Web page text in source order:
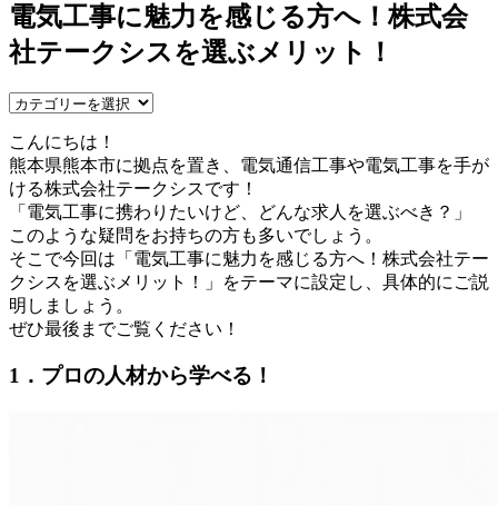
電気工事に魅力を感じる方へ！株式会
社テークシスを選ぶメリット！
こんにちは！
熊本県熊本市に拠点を置き、電気通信工事や電気工事を手が
ける株式会社テークシスです！
「電気工事に携わりたいけど、どんな求人を選ぶべき？」
このような疑問をお持ちの方も多いでしょう。
そこで今回は「電気工事に魅力を感じる方へ！株式会社テー
クシスを選ぶメリット！」をテーマに設定し、具体的にご説
明しましょう。
ぜひ最後までご覧ください！
1．プロの人材から学べる！